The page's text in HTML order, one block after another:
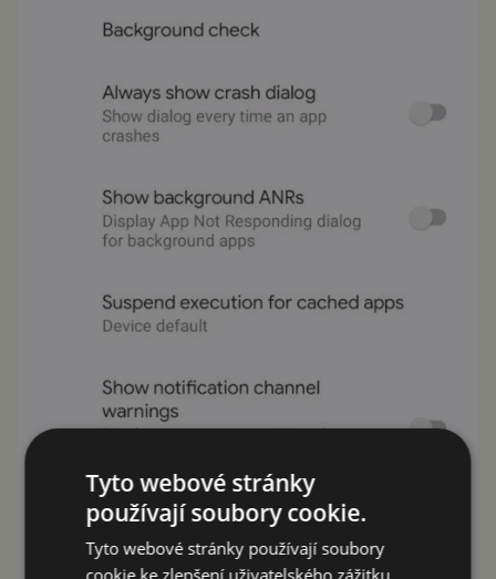
Tyto webové stránky
používají soubory cookie.
Tyto webové stránky používají soubory
cookie ke zlepšení uživatelského zážitku.